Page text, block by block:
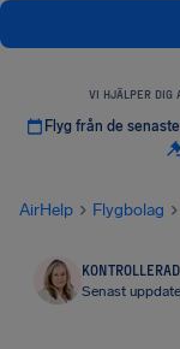
VI HJÄLPER DIG
Flyg från de
AirHelp Flygbolag
Senast